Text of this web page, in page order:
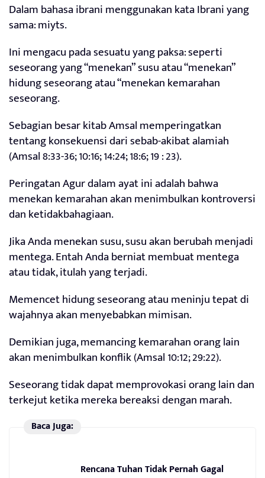
Dalam bahasa ibrani menggunakan kata Ibrani yang
sama: miyts.
Ini mengacu pada sesuatu yang paksa: seperti
seseorang yang “menekan” susu atau “menekan”
hidung seseorang atau “menekan kemarahan
seseorang.
Sebagian besar kitab Amsal memperingatkan
tentang konsekuensi dari sebab-akibat alamiah
(Amsal 8:33-36; 10:16; 14:24; 18:6; 19 : 23).
Peringatan Agur dalam ayat ini adalah bahwa
menekan kemarahan akan menimbulkan kontroversi
dan ketidakbahagiaan.
Jika Anda menekan susu, susu akan berubah menjadi
mentega. Entah Anda berniat membuat mentega
atau tidak, itulah yang terjadi.
Memencet hidung seseorang atau meninju tepat di
wajahnya akan menyebabkan mimisan.
Demikian juga, memancing kemarahan orang lain
akan menimbulkan konflik (Amsal 10:12; 29:22).
Seseorang tidak dapat memprovokasi orang lain dan
terkejut ketika mereka bereaksi dengan marah.
Baca Juga:
Rencana Tuhan Tidak Pernah Gagal